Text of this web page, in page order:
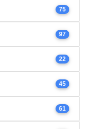
75
97
22
45
61